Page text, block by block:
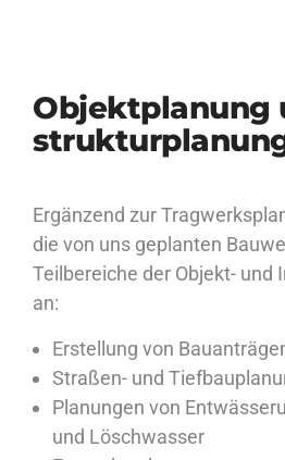
Ob­jekt­pla­nung
Ergänzend zur
die von uns geplanten
Teilbereiche der Objekt- und
an:
Erstellung von
Straßen- und
Planungen von
und Löschwasser